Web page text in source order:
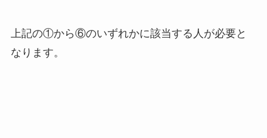
上記の①から⑥のいずれかに該当する人が必要と
なります。